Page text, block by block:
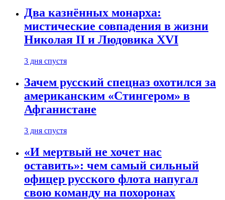
Два казнённых монарха:
мистические совпадения в жизни
Николая II и Людовика XVI
3 дня спустя
Зачем русский спецназ охотился за
американским «Стингером» в
Афганистане
3 дня спустя
«И мертвый не хочет нас
оставить»: чем самый сильный
офицер русского флота напугал
свою команду на похоронах